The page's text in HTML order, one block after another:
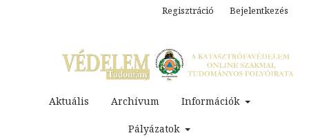
Aktuális Archívum Információk
Pályázatok
Regisztráció Bejelentkezés